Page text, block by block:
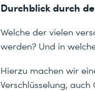
Durchblick durch
Welche der vielen
werden? Und in
Hierzu machen wir
Verschlüsselung,